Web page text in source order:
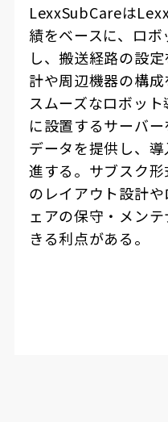
LexxSubCareは
績をベースに、ロ
し、搬送経路の設
計や周辺機器の構
スムーズなロボッ
に設置するサーバ
データを提供し、
進する。サブスク
のレイアウト設計
ェアの保守・メン
きる利点がある。